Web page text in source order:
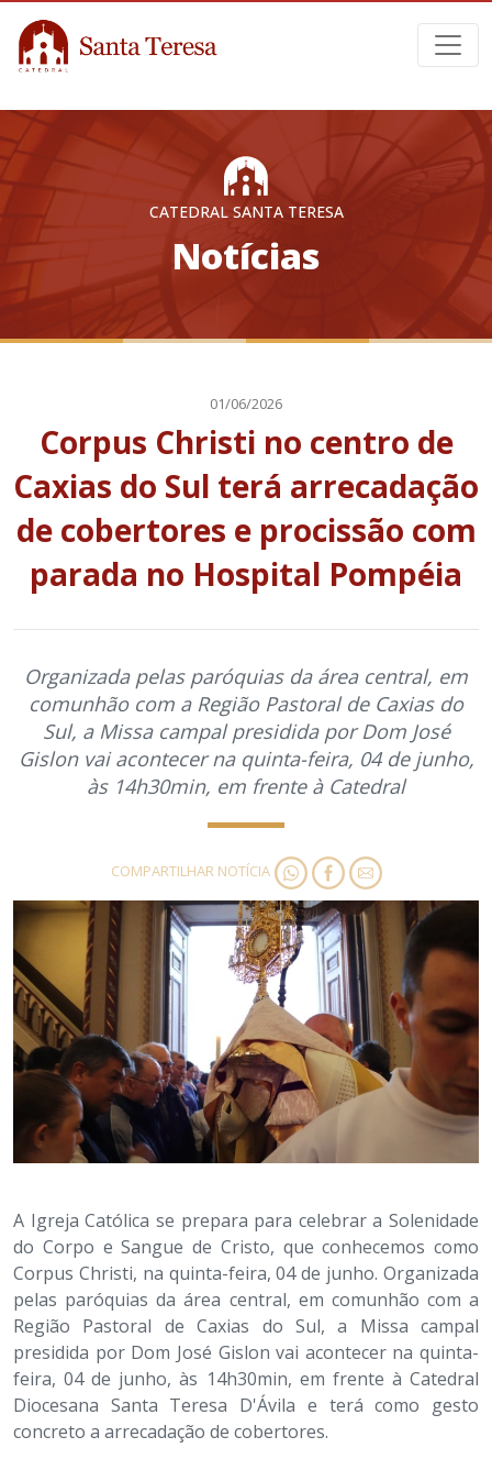
CATEDRAL SANTA TERESA
Notícias
01/06/2026
Corpus Christi no centro de
Caxias do Sul terá arrecadação
de cobertores e procissão com
parada no Hospital Pompéia
Organizada pelas paróquias da área central, em
comunhão com a Região Pastoral de Caxias do
Sul, a Missa campal presidida por Dom José
Gislon vai acontecer na quinta-feira, 04 de junho,
às 14h30min, em frente à Catedral
COMPARTILHAR NOTÍCIA
A Igreja Católica se prepara para celebrar a Solenidade
do Corpo e Sangue de Cristo, que conhecemos como
Corpus Christi, na quinta-feira, 04 de junho. Organizada
pelas paróquias da área central, em comunhão com a
Região Pastoral de Caxias do Sul, a Missa campal
presidida por Dom José Gislon vai acontecer na quinta-
feira, 04 de junho, às 14h30min, em frente à Catedral
Diocesana Santa Teresa D'Ávila e terá como gesto
concreto a arrecadação de cobertores.